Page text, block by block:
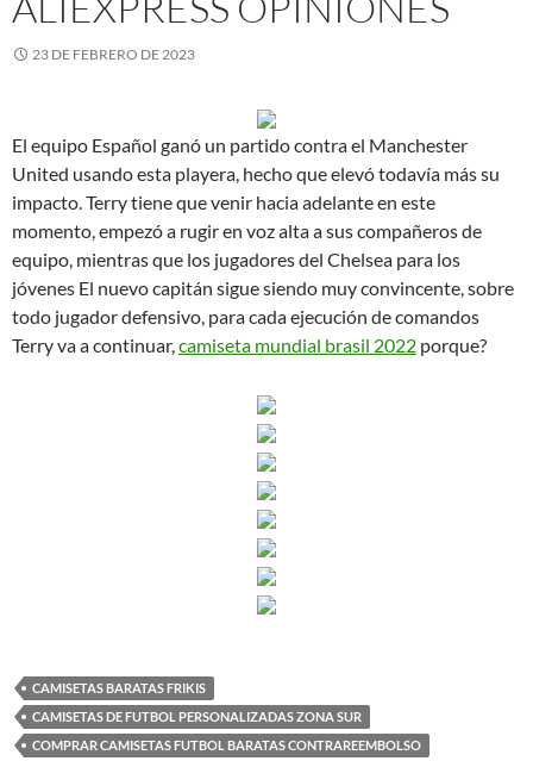
23 DE FEBRERO DE 2023
El equipo Español ganó un partido contra el Manchester
United usando esta playera, hecho que elevó todavía más su
impacto. Terry tiene que venir hacia adelante en este
momento, empezó a rugir en voz alta a sus compañeros de
equipo, mientras que los jugadores del Chelsea para los
jóvenes El nuevo capitán sigue siendo muy convincente, sobre
todo jugador defensivo, para cada ejecución de comandos
Terry va a continuar,camiseta mundial brasil 2022 porque?
CAMISETAS BARATAS FRIKIS
CAMISETAS DE FUTBOL PERSONALIZADAS ZONA SUR
COMPRAR CAMISETAS FUTBOL BARATAS CONTRAREEMBOLSO